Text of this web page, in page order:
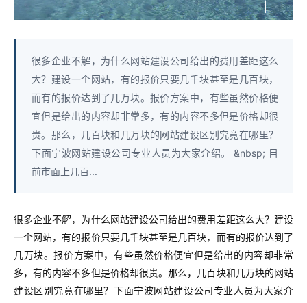
很多企业不解，为什么网站建设公司给出的费用差距这么
大？建设一个网站，有的报价只要几千块甚至是几百块，
而有的报价达到了几万块。报价方案中，有些虽然价格便
宜但是给出的内容却非常多，有的内容不多但是价格却很
贵。那么，几百块和几万块的网站建设区别究竟在哪里？
下面宁波网站建设公司专业人员为大家介绍。 &nbsp; 目
前市面上几百...
很多企业不解，为什么网站建设公司给出的费用差距这么大？建设
一个网站，有的报价只要几千块甚至是几百块，而有的报价达到了
几万块。报价方案中，有些虽然价格便宜但是给出的内容却非常
多，有的内容不多但是价格却很贵。那么，几百块和几万块的网站
建设区别究竟在哪里？下面宁波网站建设公司专业人员为大家介